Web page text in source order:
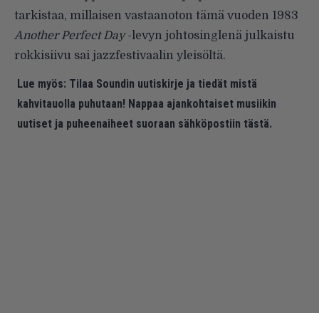
tarkistaa, millaisen vastaanoton tämä vuoden 1983
Another Perfect Day-levyn johtosinglenä julkaistu
rokkisiivu sai jazzfestivaalin yleisöltä.
Lue myös: Tilaa Soundin uutiskirje ja tiedät mistä
kahvitauolla puhutaan! Nappaa ajankohtaiset musiikin
uutiset ja puheenaiheet suoraan sähköpostiin tästä.